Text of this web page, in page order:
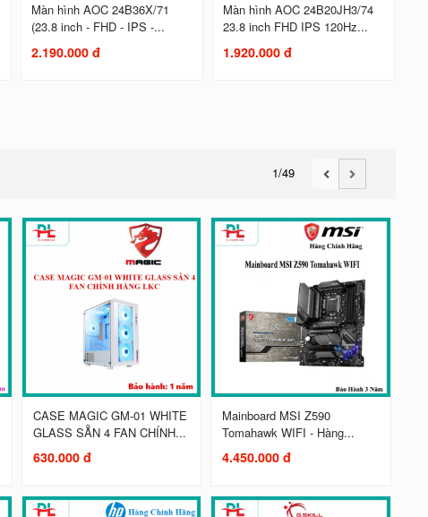
Màn hình AOC 24B36X/71
(23.8 inch - FHD - IPS -...
2.190.000 đ
Màn hình AOC 24B20JH3/74
23.8 inch FHD IPS 120Hz...
1.920.000 đ
1/49
CASE MAGIC GM-01 WHITE
GLASS SẴN 4 FAN CHÍNH...
630.000 đ
Mainboard MSI Z590
Tomahawk WIFI - Hàng...
4.450.000 đ